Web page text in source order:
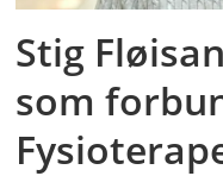
Stig
som